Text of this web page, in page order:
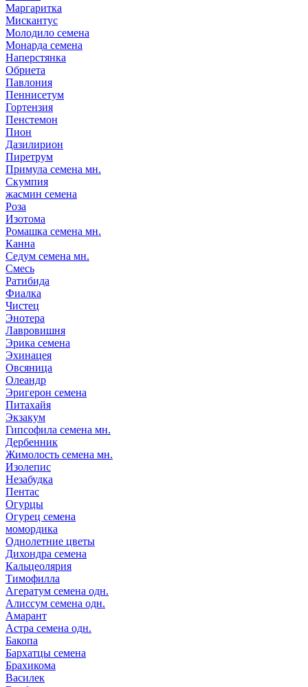
Маргаритка
Мискантус
Молодило семена
Монарда семена
Наперстянка
Обриета
Павлония
Пеннисетум
Гортензия
Пенстемон
Пион
Дазилирион
Пиретрум
Примула семена мн.
Скумпия
жасмин семена
Роза
Изотома
Ромашка семена мн.
Канна
Седум семена мн.
Смесь
Ратибида
Фиалка
Чистец
Энотера
Лавровишня
Эрика семена
Эхинацея
Овсяница
Олеандр
Эригерон семена
Питахайя
Экзакум
Гипсофила семена мн.
Дербенник
Жимолость семена мн.
Изолепис
Незабудка
Пентас
Огурцы
Огурец семена
момордика
Однолетние цветы
Дихондра семена
Кальцеолярия
Тимофилла
Агератум семена одн.
Алиссум семена одн.
Амарант
Астра семена одн.
Бакопа
Бархатцы семена
Брахикома
Василек